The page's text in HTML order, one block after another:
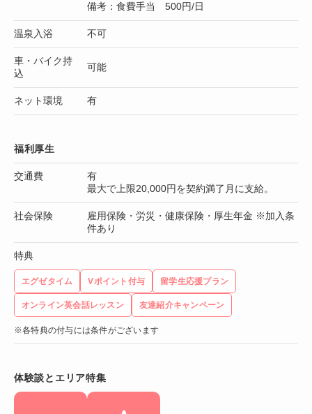
備考：食費手当 500円/日
温泉入浴 不可
車・バイク持
込
可能
ネット環境 有
福利厚生
交通費
有
最大で上限20,000円を契約満了月に支給。
社会保険
雇用保険・労災・健康保険・厚生年金 ※加入条
件あり
特典
エグゼタイム Vポイント付与 留学生応援プラン
オンライン英会話レッスン 友達紹介キャンペーン
※各特典の付与には条件がございます
体験談とエリア特集